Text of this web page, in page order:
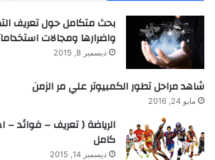
بحث متكامل حول تعريف
واضرارها ومجالات
ديسمبر 8, 2015
شاهد مراحل تطور الكمبيوتر علي مر الزمن
مايو 24, 2016
الرياضة ( تعريف – فوائد –
كامل
ديسمبر 14, 2015